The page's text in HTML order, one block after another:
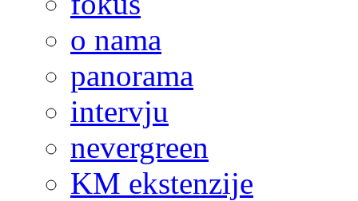
o nama
panorama
intervju
nevergreen
KM ekstenzije